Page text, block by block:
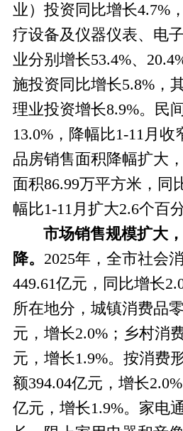
业）投资同比增长4.7%
疗设备及仪器仪表、电
业分别增长53.4%、
施投资同比增长5.8%，
理业投资增长8.9%。民
13.0%，降幅比1-11月
品房销售面积降幅扩大
面积86.99万平方米，同
幅比1-11月扩大2.6个百分
市场销售规模扩大
降。 2025年，全市社会
449.61亿元，同比增长
所在地分，城镇消费品
元，增长2.0%；乡村消
元，增长1.9%。 按消费
额394.04亿元，增长
亿元，增长1.9%。家电